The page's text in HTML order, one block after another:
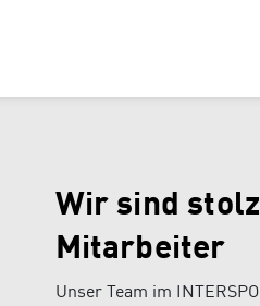
Wir sind
Mitarbeiter
Unser Team im